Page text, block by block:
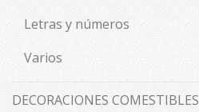
Letras y números
Varios
DECORACIONES COMESTIBLES